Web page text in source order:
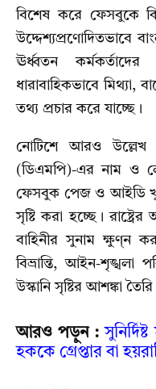
বিশেষ করে ফেসবুকে
উদ্দেশ্যপ্রণোদিতভাবে
ঊর্ধ্বতন
ধারাবাহিকভাবে মিথ্যা,
তথ্য প্রচার করে যাচ্ছে।
নোটিশে আরও উল্লেখ
(ডিএমপি)-এর নাম ও
ফেসবুক পেজ ও আইডি খুলে
সৃষ্টি করা হচ্ছে।
বাহিনীর সুনাম ক্ষুণ্ন
বিভ্রান্তি, আইন-শৃঙ্খলা
উস্কানি সৃষ্টির আশঙ্কা
আরও পড়ুন :
হককে গ্রেপ্তার বা